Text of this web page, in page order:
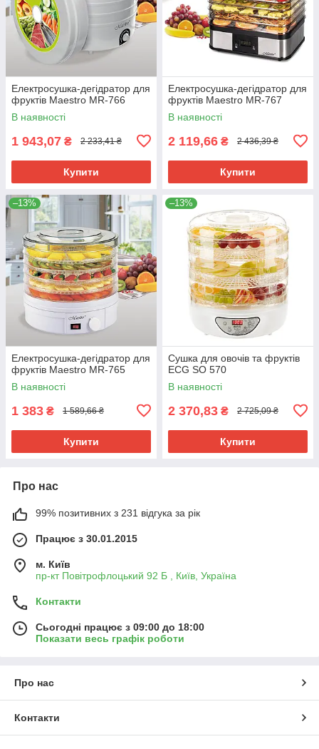
Електросушка-дегідратор для
фруктів Maestro MR-766
В наявності
1 943,07 ₴ 2 233,41 ₴
Купити
Електросушка-дегідратор для
фруктів Maestro MR-767
В наявності
2 119,66 ₴ 2 436,39 ₴
Купити
–13%
Електросушка-дегідратор для
фруктів Maestro MR-765
В наявності
1 383 ₴ 1 589,66 ₴
Купити
–13%
Сушка для овочів та фруктів
ECG SO 570
В наявності
2 370,83 ₴ 2 725,09 ₴
Купити
Про нас
99% позитивних з 231 відгука за рік
Працює з 30.01.2015
м. Київ
пр-кт Повітрофлоцький 92 Б , Київ, Україна
Контакти
Сьогодні працює з 09:00 до 18:00
Показати весь графік роботи
Про нас
Контакти